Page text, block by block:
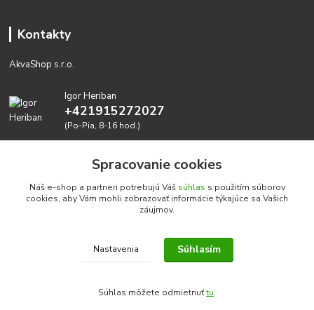
Kontakty
AkvaShop s.r.o.
Igor Heriban
+421915272027
(Po-Pia, 8-16 hod.)
Realizujeme prírodné akvária: AkvaShop s.r.o. • IBAN:
SK3911000000002947087849
Spracovanie cookies
Náš e-shop a partneri potrebujú Váš súhlas s použitím súborov
cookies, aby Vám mohli zobrazovať informácie týkajúce sa Vašich
záujmov.
Nastavenia Súhlasím
Súhlas môžete odmietnuťtu.